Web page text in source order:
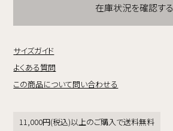
在庫状況を確認する
サイズガイド
よくある質問
この商品について問い合わせる
11,000円(税込)以上のご購入で送料無料